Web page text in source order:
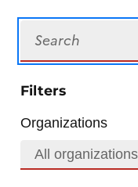
Filters
Organizations
All organizations